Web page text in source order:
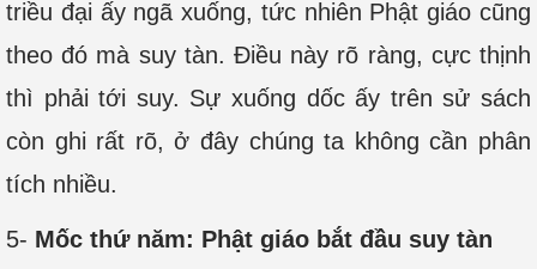
triều đại ấy ngã xuống, tức nhiên Phật giáo cũng
theo đó mà suy tàn. Điều này rõ ràng, cực thịnh
thì phải tới suy. Sự xuống dốc ấy trên sử sách
còn ghi rất rõ, ở đây chúng ta không cần phân
tích nhiều.
5- Mốc thứ năm: Phật giáo bắt đầu suy tàn